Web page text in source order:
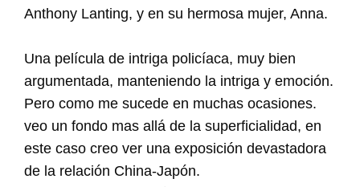
Anthony Lanting, y en su hermosa mujer, Anna.
Una película de intriga policíaca, muy bien
argumentada, manteniendo la intriga y emoción.
Pero como me sucede en muchas ocasiones.
veo un fondo mas allá de la superficialidad, en
este caso creo ver una exposición devastadora
de la relación China-Japón.